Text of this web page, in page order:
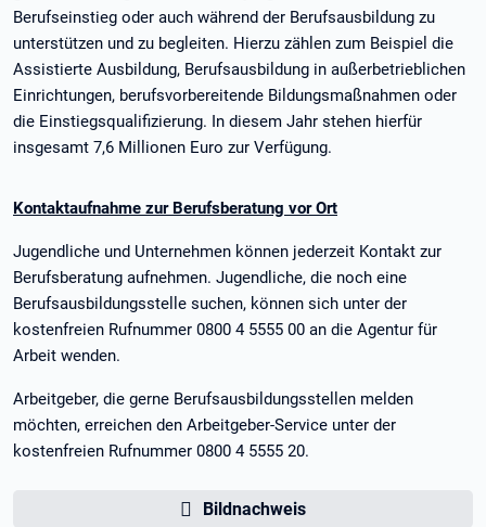
Berufseinstieg oder auch während der Berufsausbildung zu
unterstützen und zu begleiten. Hierzu zählen zum Beispiel die
Assistierte Ausbildung, Berufsausbildung in außerbetrieblichen
Einrichtungen, berufsvorbereitende Bildungsmaßnahmen oder
die Einstiegsqualifizierung. In diesem Jahr stehen hierfür
insgesamt 7,6 Millionen Euro zur Verfügung.
Kontaktaufnahme zur Berufsberatung vor Ort
Jugendliche und Unternehmen können jederzeit Kontakt zur
Berufsberatung aufnehmen. Jugendliche, die noch eine
Berufsausbildungsstelle suchen, können sich unter der
kostenfreien Rufnummer 0800 4 5555 00 an die Agentur für
Arbeit wenden.
Arbeitgeber, die gerne Berufsausbildungsstellen melden
möchten, erreichen den Arbeitgeber-Service unter der
kostenfreien Rufnummer 0800 4 5555 20.
Bildnachweis